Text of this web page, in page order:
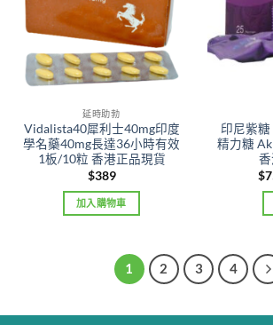
延時助勃
Vidalista40犀利士40mg印度
學名藥40mg長達36小時有效
1板/10粒 香港正品現貨
$389
加入購物車
印尼紫
精力糖
$
1 2 3 4